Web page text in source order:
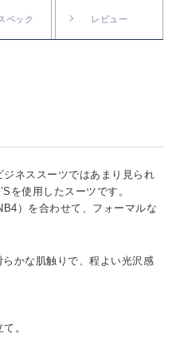
ペック レビュー
ネススーツではあまり見られ
を使用したスーツです。
）を合わせて、フォーマルな
かな肌触りで、程よい光沢感
。